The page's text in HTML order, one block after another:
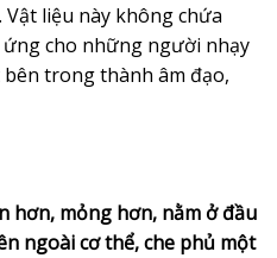
Vật liệu này không chứa
cho những người nhạy
trong thành âm đạo,
hơn, mỏng hơn, nằm ở đầu
ngoài cơ thể, che phủ một